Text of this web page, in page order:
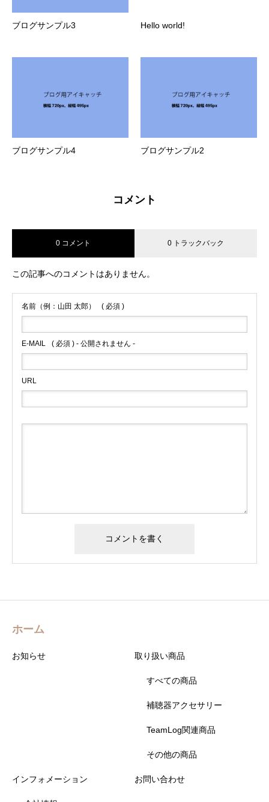
ブログサンプル3 Hello world!
ブログサンプル4 ブログサンプル2
コメント
0 コメント 0 トラックバック
この記事へのコメントはありません。
名前（例：山田 太郎） ( 必須 )
E-MAIL ( 必須 ) - 公開されません -
URL
ホーム
お知らせ 取り扱い商品
すべての商品
補聴器アクセサリー
TeamLog関連商品
その他の商品
インフォメーション お問い合わせ